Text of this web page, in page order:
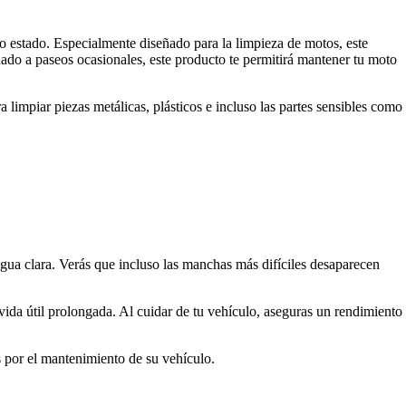
Especialmente diseñado para la limpieza de motos, este
a paseos ocasionales, este producto te permitirá mantener tu moto
piezas metálicas, plásticos e incluso las partes sensibles como
clara. Verás que incluso las manchas más difíciles desaparecen
útil prolongada. Al cuidar de tu vehículo, aseguras un rendimiento
el mantenimiento de su vehículo.